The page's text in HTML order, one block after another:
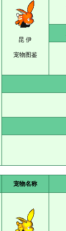
昆 伊
宠物图鉴
宠物名称